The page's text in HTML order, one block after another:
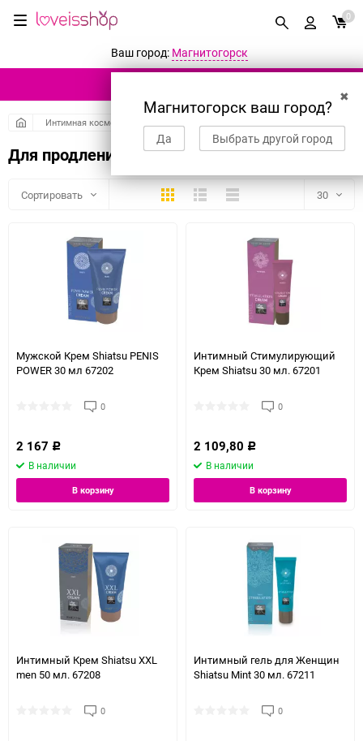
0
Ваш город: Магнитогорск
✖
Магнитогорск ваш город?
Да Выбрать другой город
Интимная косметика
Для продления акта
Сортировать ПлиткаПодробноКомпактно 30
Мужской Крем Shiatsu PENIS
POWER 30 мл 67202
0
2 167 Р
В наличии
В корзину
Интимный Стимулирующий
Крем Shiatsu 30 мл. 67201
0
2 109,80 Р
В наличии
В корзину
Интимный Крем Shiatsu XXL
men 50 мл. 67208
0
Интимный гель для Женщин
Shiatsu Mint 30 мл. 67211
0